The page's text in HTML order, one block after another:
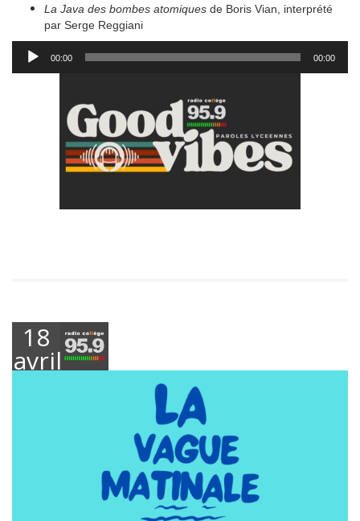
La Java des bombes atomiques de Boris Vian, interprété
par Serge Reggiani
Lecteur
audio
00:00 00:00
18
avril